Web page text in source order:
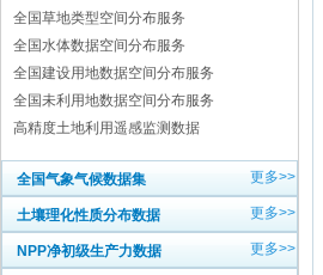
全国草地类型空间分布服务
全国水体数据空间分布服务
全国建设用地数据空间分布服务
全国未利用地数据空间分布服务
高精度土地利用遥感监测数据
全国气象气候数据集 更多>>
土壤理化性质分布数据 更多>>
NPP净初级生产力数据 更多>>